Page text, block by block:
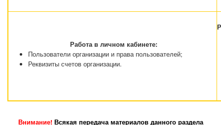
Работа в личном кабинете:
Пользователи организации и права пользователей;
Реквизиты счетов организации.
Внимание! Всякая передача материалов данного раздела